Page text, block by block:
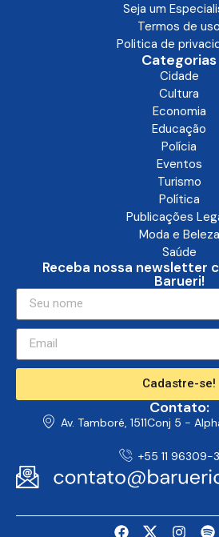
Seja um
Termos de uso
Politica de
Categorias
Cidade
Cultura
Economia
Educação
Polícia
Eventos
Turismo
Política
Publicações
Moda e Beleza
Saúde
Receba nossa newsletter
Barueri!
Cadastre-se!
Contato:
Av. Tamboré, 1511Conj 5 -
+55 11 96309-